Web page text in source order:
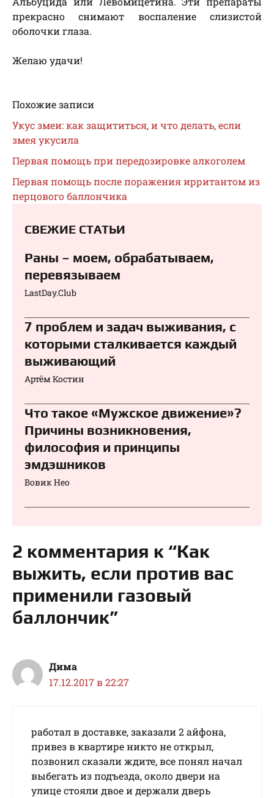
прекрасно снимают воспаление слизистой
оболочки глаза.
Желаю удачи!
Похожие записи
Укус змеи: как защититься, и что делать, если
змея укусила
Первая помощь при передозировке алкоголем
Первая помощь после поражения ирритантом из
перцового баллончика
СВЕЖИЕ СТАТЬИ
Раны – моем, обрабатываем,
перевязываем⁠⁠
LastDay.Club
7 проблем и задач выживания, с
которыми сталкивается каждый
выживающий
Артём Костин
Что такое «Мужское движение»?
Причины возникновения,
философия и принципы
эмдэшников
Вовик Нео
2 комментария к “Как
выжить, если против вас
применили газовый
баллончик”
Дима
17.12.2017 в 22:27
работал в доставке, заказали 2 айфона,
привез в квартире никто не открыл,
позвонил сказали ждите, все понял начал
выбегать из подъезда, около двери на
улице стояли двое и держали дверь